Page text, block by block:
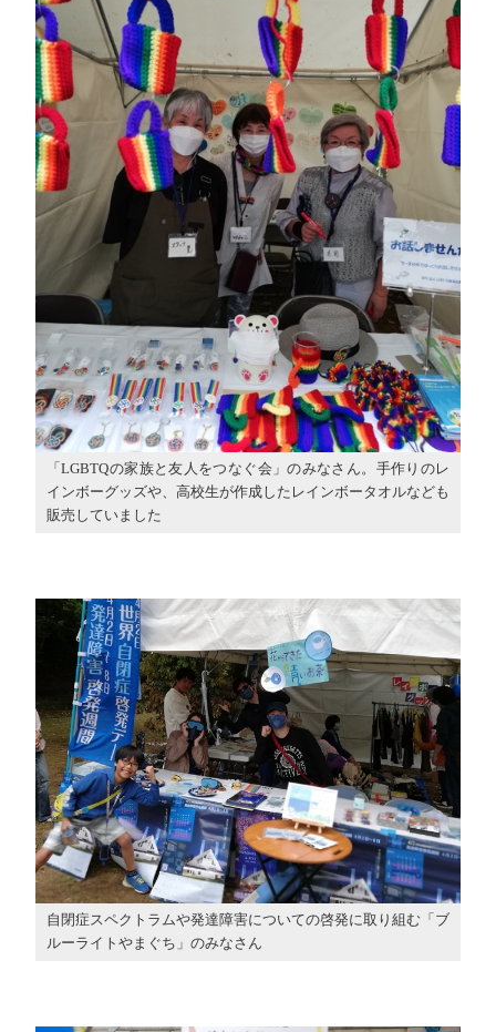
「LGBTQの家族と友人をつなぐ会」のみなさん。手作りのレ
インボーグッズや、高校生が作成したレインボータオルなども
販売していました
自閉症スペクトラムや発達障害についての啓発に取り組む「ブ
ルーライトやまぐち」のみなさん